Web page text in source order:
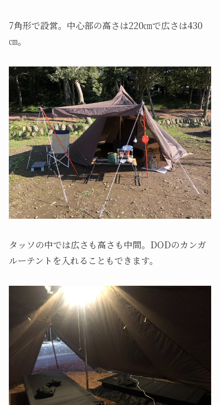
7角形で設営。中心部の高さは220㎝で広さは430
㎝。
タッソの中では広さも高さも中間。DODのカンガ
ルーテントを入れることもできます。